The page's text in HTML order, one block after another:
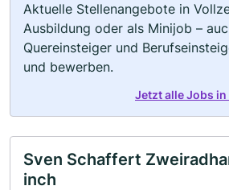
Aktuelle Stellenangebote in
Ausbildung oder als Minijob –
Quereinsteiger und
und bewerben.
Jetzt alle Jobs
Sven Schaffert
inch